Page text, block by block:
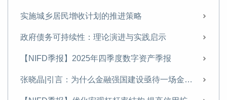
【NIFD季报】2025年三季度数字资产季报
实施城乡居民增收计划的推进策略
政府债务可持续性：理论演进与实践启示
【NIFD季报】2025年四季度数字资产季报
张晓晶|引言：为什么金融强国建设亟待一场金融启蒙？